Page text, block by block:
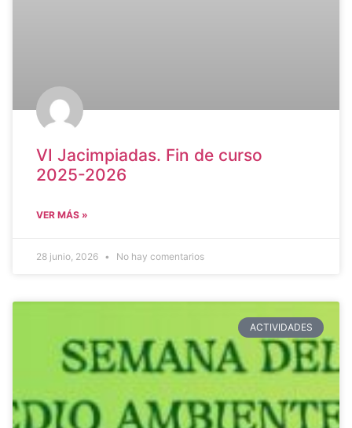
VI Jacimpiadas. Fin de curso
2025-2026
VER MÁS »
28 junio, 2026 No hay comentarios
ACTIVIDADES